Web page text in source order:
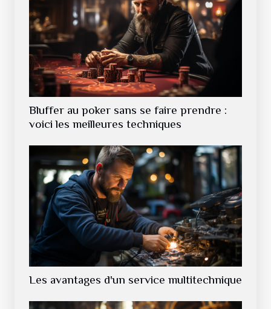
Bluffer au poker sans se faire prendre :
voici les meilleures techniques
Les avantages d'un service multitechnique